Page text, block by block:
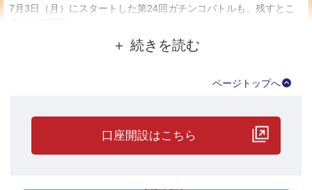
7月3日（月）にスタートした第24回ガチンコバトルも、残すとこ
バトル開始から現在までの運用実績を見てみましょう。
ページトップへ
口座開設はこちら